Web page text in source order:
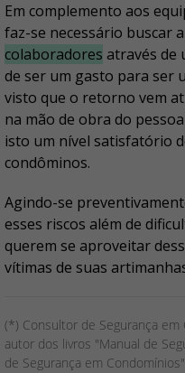
Em complemento aos
faz-se necessário buscar a
colaboradores através de
de ser um gasto para ser
visto que o retorno vem
na mão de obra do
isto um nível satisfatório
condôminos.
Agindo-se
esses riscos além de
querem se aproveitar
vítimas de suas
(*) Consultor de Segurança em
autor dos livros "Manual de
de Segurança em